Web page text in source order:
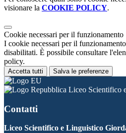
visionare la COOKIE POLICY.
Cookie necessari per il funzionamento
I cookie necessari per il
disabilitati. È possibile consultare
policy.
Accetta tutti Salva le preferenze
Liceo Scientifico
Contatti
Liceo Scientifico e Linguistico